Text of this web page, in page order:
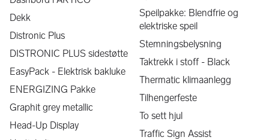
bilen.
Flere faktorer påvirker bilens rekkevidde og bør tas i
betraktning for å forstå hvordan den varierer under ulike
forhold. Det er viktig å være klar over at den oppgitte
rekkevidden (WLTP) er basert på standardiserte forhold i en
laboratorietest, slik den bestemmes ved europeisk
Den faktiske rekkevidden kan imidlertid variere fra denne
normen, avhengig av blant annet:
Dekk
Distronic Plus
DISTRONIC PLUS sidestøtte
EasyPack - Elektrisk bakluke
ENERGIZING Pakke
Graphit grey metallic
Head-Up Display
Speilpakke: Blendfrie og
elektriske speil
Stemningsbelysning
Taktrekk i stoff - Black
Thermatic klimaanlegg
Tilhengerfeste
To sett hjul
Traffic Sign Assist